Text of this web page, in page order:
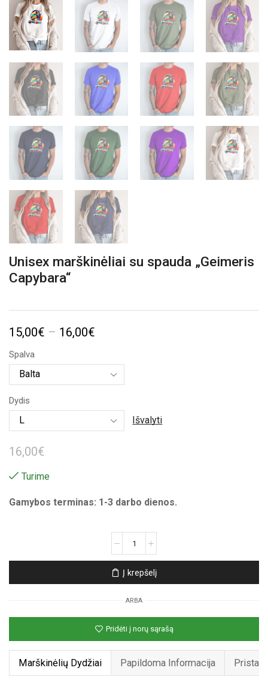
Unisex marškinėliai su spauda „Geimeris
Capybara“
15,00€ – 16,00€
15,00€
through
16,00€
Spalva
Dydis
Išvalyti
16,00€
Turime
Gamybos terminas: 1-3 darbo dienos.
Unisex
marškinėliai
spauda
„Geimeris
Capybara“
Į krepšelį
ARBA
Pridėti į norų sąrašą
Marškinėlių Dydžiai Papildoma Informacija